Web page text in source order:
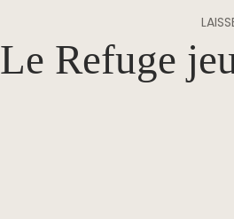
Le Refuge